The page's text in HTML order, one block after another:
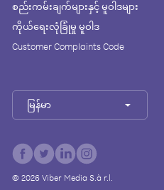
စည်းကမ်းချက်များနှင့် မူဝါဒများ
ကိုယ်ရေးလုံခြုံမှု မူဝါဒ
Customer Complaints Code
မြန်မာ
© 2026Viber Media S.à r.l.